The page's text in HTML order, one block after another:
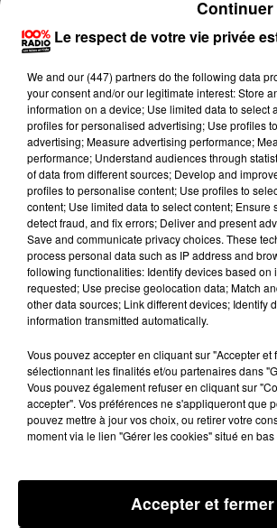
Lecture (4 min 20 sec)
100%
100% Radio l'agenda du Tarn et
24 décembre 2024 - 4 min 20 sec
L'AGENDA DU TARN ET
24/12/2024 À 13H40
L'agenda du Tarn et Garonne
Le respect de votre vie privée
We and our (447) partnersdo the following data
your consent and/or our legitimate interest: Store
information on a device; Use limited data to select
profiles for personalised advertising; Use profiles
advertising; Measure advertising performance;
performance; Understand audiences through
of data from different sources; Develop and
profiles to personalise content; Use profiles to
content; Use limited data to select content; Ensure
detect fraud, and fix errors; Deliver and present
Save and communicate privacy choices. These
process personal data such as IP address and
following functionalities: Identify devices based on
requested; Use precise geolocation data; Match
other data sources; Link different devices; Identify
information transmitted automatically.
Vous pouvez accepter en cliquant sur "Accepter et
sélectionnant les finalités et/ou partenaires dans
Vous pouvez également refuser en cliquant sur
accepter". Vos préférences ne s'appliqueront que
pouvez mettre à jour vos choix, ou retirer votre
moment via le lien "Gérer les cookies" situé en
Accepter et fermer